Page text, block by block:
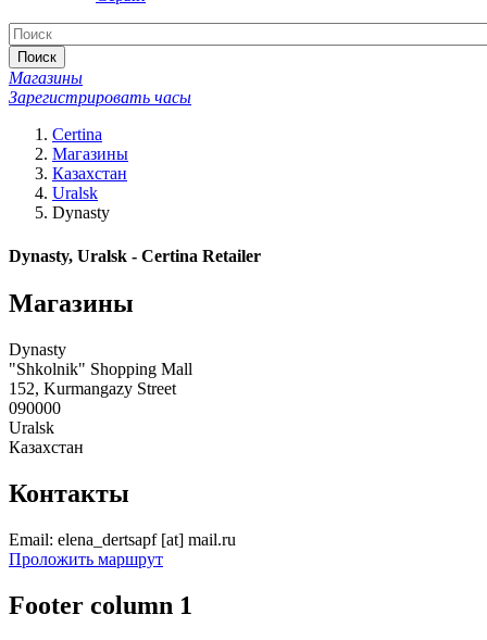
Поиск
Магазины
Зарегистрировать часы
Certina
Магазины
Казахстан
Uralsk
Dynasty
Dynasty, Uralsk - Certina Retailer
Магазины
Dynasty
"Shkolnik" Shopping Mall
152, Kurmangazy Street
090000
Uralsk
Казахстан
Контакты
Email: elena_dertsapf[at] mail.ru
Проложить маршрут
Footer column 1